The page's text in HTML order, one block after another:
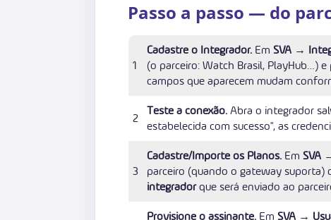
Passo a passo — do
1
Cadastre o Integrador. Em SVA →
(o parceiro: Watch Brasil, PlayHub…)
campos que aparecem mudam
2
Teste a conexão.Abra o integrador
estabelecida com sucesso", as
3
Cadastre/Importe os Planos. Em SVA
parceiro (quando o gateway suporta)
integradorque será enviado ao
Provisione o assinante. Em SVA →